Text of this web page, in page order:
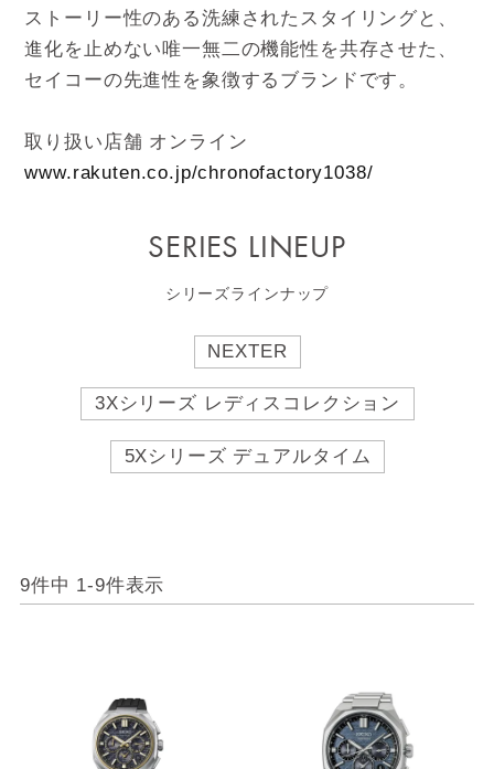
ストーリー性のある洗練されたスタイリングと、
進化を止めない唯一無二の機能性を共存させた、
セイコーの先進性を象徴するブランドです。
取り扱い店舗 オンライン
www.rakuten.co.jp/chronofactory1038/
SERIES LINEUP
シリーズラインナップ
NEXTER
3Xシリーズ レディスコレクション
5Xシリーズ デュアルタイム
9件中 1-9件表示